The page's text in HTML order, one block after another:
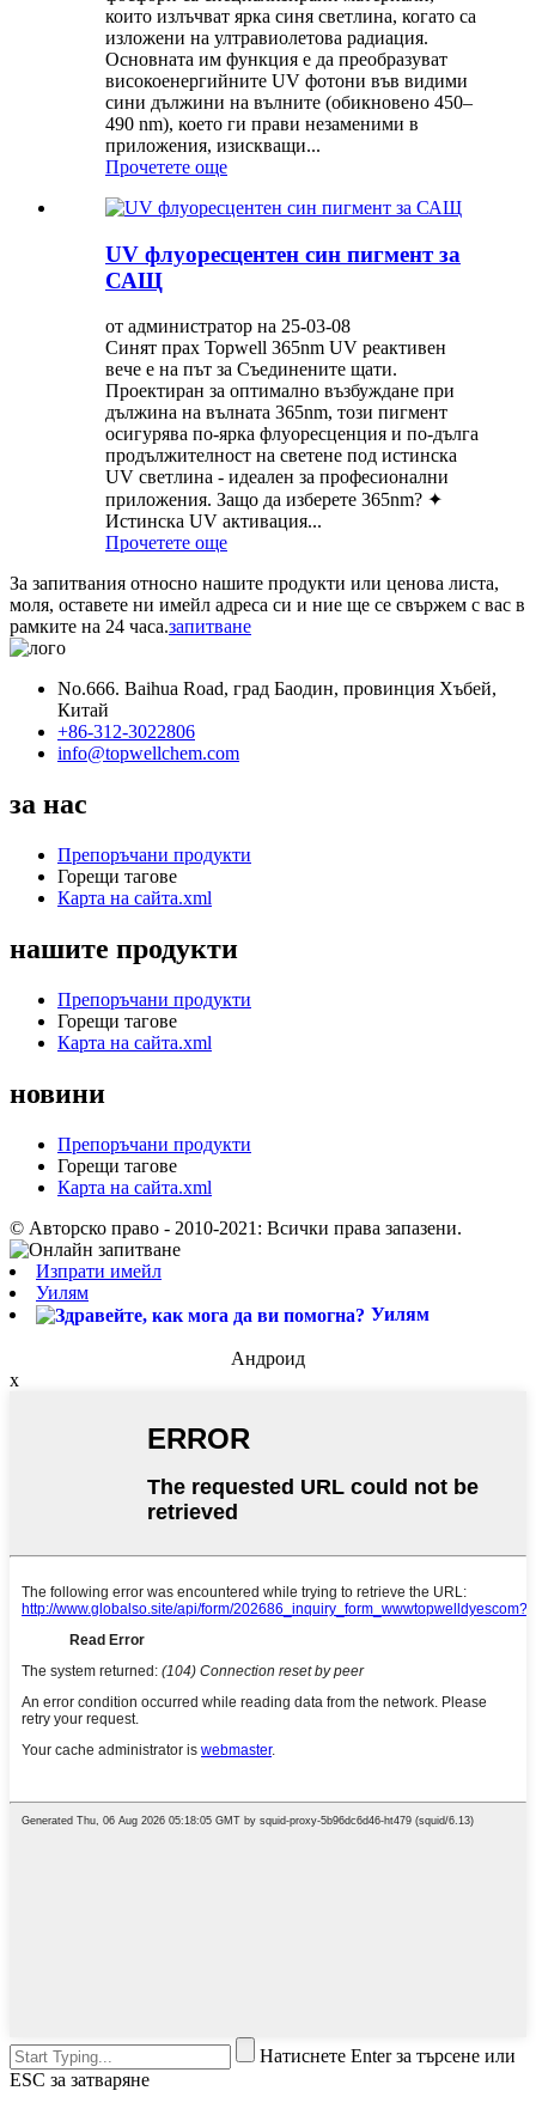
които излъчват ярка синя светлина, когато са
изложени на ултравиолетова радиация.
Основната им функция е да преобразуват
високоенергийните UV фотони във видими
сини дължини на вълните (обикновено 450–
490 nm), което ги прави незаменими в
приложения, изискващи...
Прочетете още
UV флуоресцентен син пигмент за
САЩ
от администратор на 25-03-08
Синят прах Topwell 365nm UV реактивен
вече е на път за Съединените щати.
Проектиран за оптимално възбуждане при
дължина на вълната 365nm, този пигмент
осигурява по-ярка флуоресценция и по-дълга
продължителност на светене под истинска
UV светлина - идеален за професионални
приложения. Защо да изберете 365nm? ✦
Истинска UV активация...
Прочетете още
За запитвания относно нашите продукти или ценова листа,
моля, оставете ни имейл адреса си и ние ще се свържем с вас в
рамките на 24 часа.запитване
No.666. Baihua Road, град Баодин, провинция Хъбей,
Китай
+86-312-3022806
info@topwellchem.com
за нас
Препоръчани продукти
Горещи тагове
Карта на сайта.xml
нашите продукти
Препоръчани продукти
Горещи тагове
Карта на сайта.xml
новини
Препоръчани продукти
Горещи тагове
Карта на сайта.xml
© Авторско право - 2010-2021: Всички права запазени.
Изпрати имейл
Уилям
Уилям
Андроид
x
Натиснете Enter за търсене или
ESC за затваряне